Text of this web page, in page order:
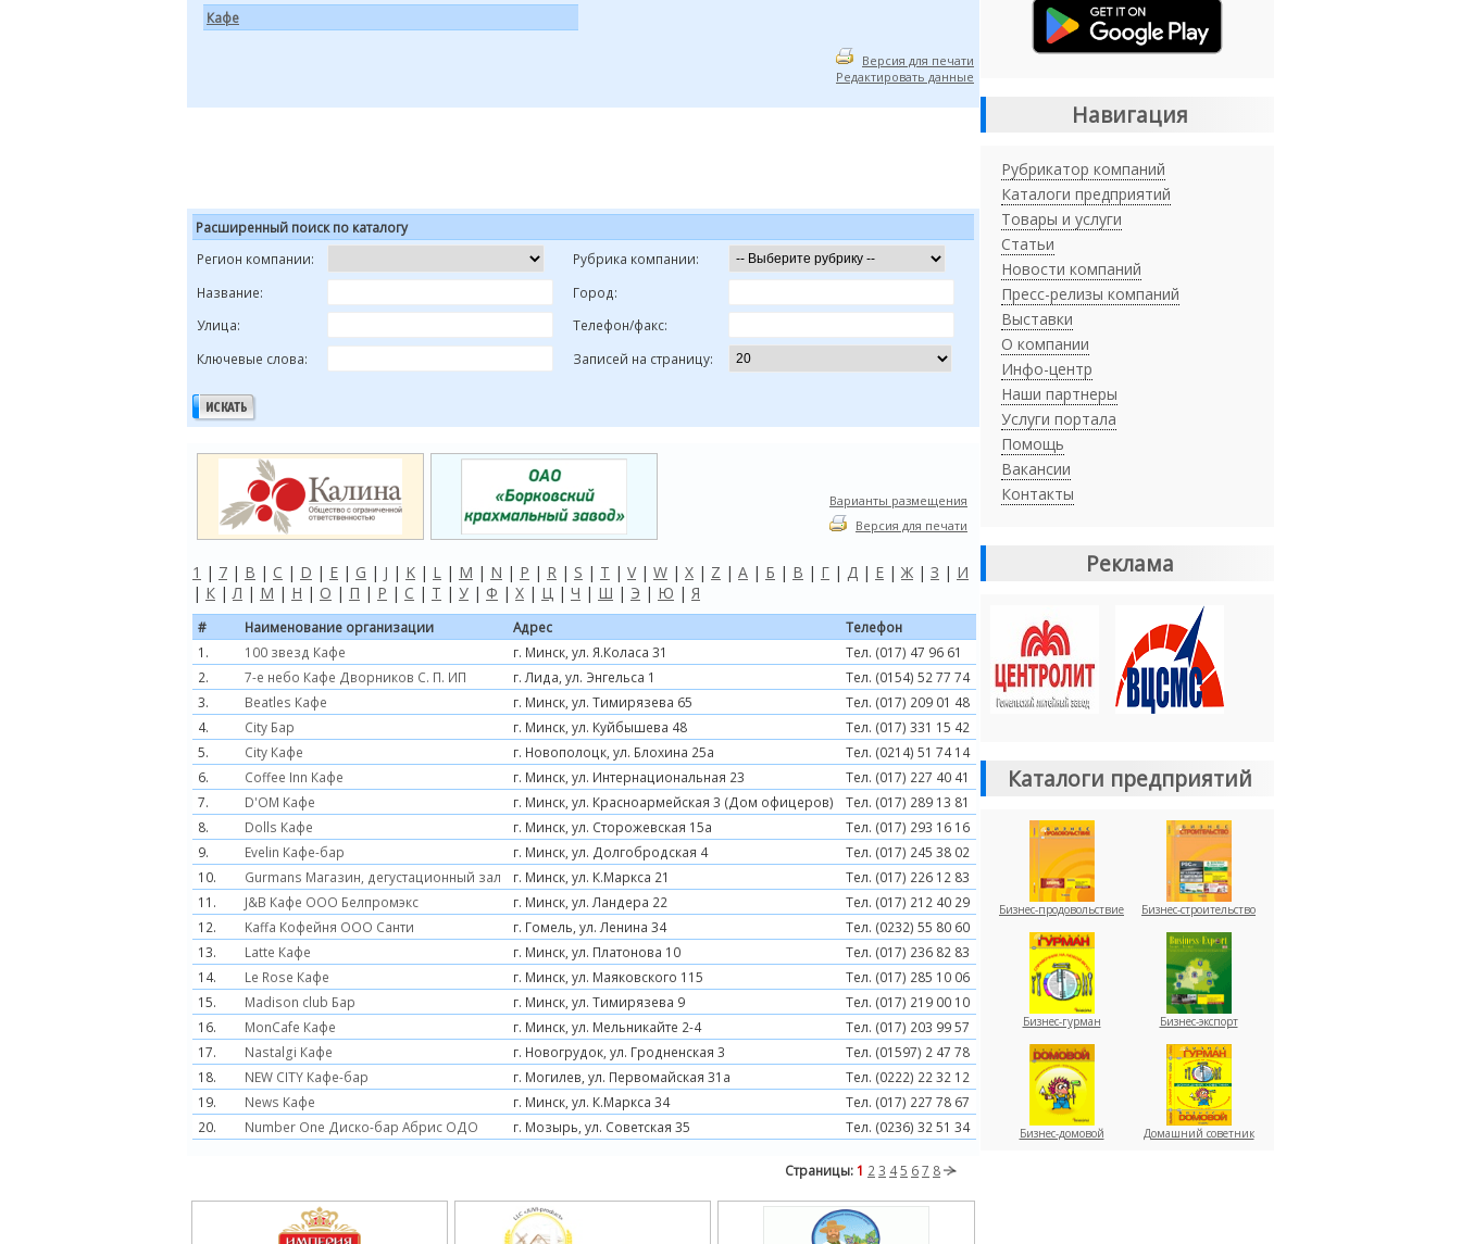
Кафе
Версия для печати
Редактировать данные
Расширенный поиск по каталогу
Регион компании:
Рубрика компании:
Название:
Город:
Улица:
Телефон/факс:
Ключевые слова:
Записей на страницу:
Варианты размещения
Версия для печати
1 | 7 | B | C | D | E | G | J | K | L | M | N | P | R | S | T | V| W | X | Z | А | Б | В | Г | Д | Е | Ж | З | И
| К |Л | М | Н | О | П | Р | С | Т | У | Ф | Х | Ц | Ч | Ш | Э | Ю | Я
# Наименование организации Адрес
Телефон
1.
100 звезд Кафе г. Минск, ул. Я.Коласа 31
Тел. (017) 47 96 61
2.
7-е небо Кафе Дворников С. П. ИП г. Лида, ул. Энгельса 1
Тел. (0154) 52 77 74
3.
Beatles Кафе г. Минск, ул. Тимирязева 65
Тел. (017) 209 01 48
4.
City Бар г. Минск, ул. Куйбышева 48
Тел. (017) 331 15 42
5.
City Кафе г. Новополоцк, ул. Блохина 25а
Тел. (0214) 51 74 14
6.
Coffee Inn Кафе г. Минск, ул. Интернациональная 23
Тел. (017) 227 40 41
7.
D'OM Кафе г. Минск, ул. Красноармейская 3 (Дом офицеров)
Тел. (017) 289 13 81
8.
Dolls Кафе г. Минск, ул. Сторожевская 15а
Тел. (017) 293 16 16
9.
Evelin Кафе-бар г. Минск, ул. Долгобродская 4
Тел. (017) 245 38 02
10.
Gurmans Магазин, дегустационный зал г. Минск, ул. К.Маркса 21
Тел. (017) 226 12 83
11.
J&B Кафе ООО Белпромэкс г. Минск, ул. Ландера 22
Тел. (017) 212 40 29
12.
Kaffa Кофейня ООО Санти г. Гомель, ул. Ленина 34
Тел. (0232) 55 80 60
13.
Latte Кафе г. Минск, ул. Платонова 10
Тел. (017) 236 82 83
14.
Le Rose Кафе г. Минск, ул. Маяковского 115
Тел. (017) 285 10 06
15.
Madison club Бар г. Минск, ул. Тимирязева 9
Тел. (017) 219 00 10
16.
MonCafe Кафе г. Минск, ул. Мельникайте 2-4
Тел. (017) 203 99 57
17.
Nastalgi Кафе г. Новогрудок, ул. Гродненская 3
Тел. (01597) 2 47 78
18.
NEW CITY Кафе-бар г. Могилев, ул. Первомайская 31а
Тел. (0222) 22 32 12
19.
News Кафе г. Минск, ул. К.Маркса 34
Тел. (017) 227 78 67
20.
Number One Диско-бар Абрис ОДО г. Мозырь, ул. Советская 35 Тел. (0236) 32 51 34
Страницы: 1 2 3 45 67 8
Навигация
Рубрикатор компаний
Каталоги предприятий
Товары и услуги
Статьи
Новости компаний
Пресс-релизы компаний
Выставки
О компании
Инфо-центр
Наши партнеры
Услуги портала
Помощь
Вакансии
Контакты
Реклама
Каталоги предприятий
Бизнес-продовольствие Бизнес-строительство
Бизнес-гурман Бизнес-экспорт
Бизнес-домовой Домашний советник